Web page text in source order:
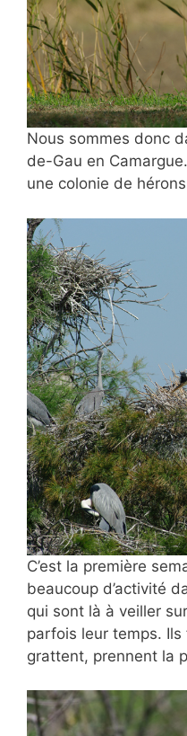
Nous sommes donc
de-Gau en
une colonie de
C’est la première
beaucoup d’activité
qui sont là à veiller
parfois leur temps.
grattent, prennent la